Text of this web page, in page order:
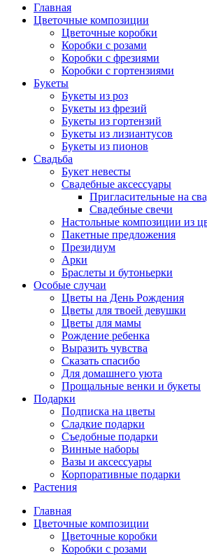
Главная
Цветочные композиции
Цветочные коробки
Коробки с розами
Коробки с фрезиями
Коробки с гортензиями
Букеты
Букеты из роз
Букеты из фрезий
Букеты из гортензий
Букеты из лизиантусов
Букеты из пионов
Свадьба
Букет невесты
Свадебные аксессуары
Пригласительные на
Свадебные свечи
Настольные композиции из
Пакетные предложения
Президиум
Арки
Браслеты и бутоньерки
Особые случаи
Цветы на День Рождения
Цветы для твоей девушки
Цветы для мамы
Рождение ребенка
Выразить чувства
Сказать спасибо
Для домашнего уюта
Прощальные венки и букеты
Подарки
Подписка на цветы
Сладкие подарки
Съедобные подарки
Винные наборы
Вазы и аксессуары
Корпоративные подарки
Растения
Главная
Цветочные композиции
Цветочные коробки
Коробки с розами